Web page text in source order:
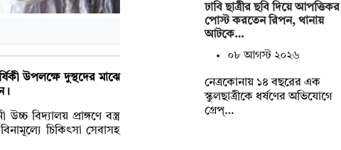
উপলক্ষে দুস্থদের মাঝে
বিদ্যালয় প্রাঙ্গণে বস্ত্র
চিকিৎসা সেবাসহ
ঢাবি ছাত্রীর ছবি দিয়ে আপত্তিকর
পোস্ট করতেন রিপন, থানায়
আটকে…
০৮ আগস্ট ২০২৬
নেত্রকোনায় ১৪ বছরের এক
স্কুলছাত্রীকে ধর্ষণের অভিযোগে
গ্রেপ্…